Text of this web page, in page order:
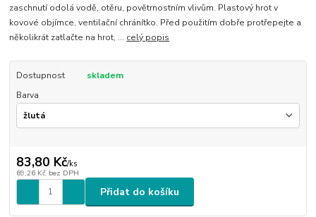
zaschnutí odolá vodě, otěru, povětrnostním vlivům. Plastový hrot v
kovové objímce, ventilační chránítko. Před použitím dobře protřepejte a
několikrát zatlačte na hrot, ... celý popis
Dostupnost
skladem
Barva
83,80 Kč/ks
69,26 Kč bez DPH
Přidat do košíku